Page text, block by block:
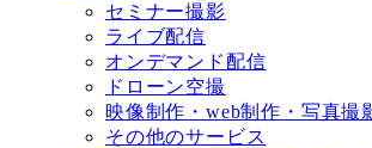
セミナー撮影
ライブ配信
オンデマンド配信
ドローン空撮
映像制作・web制作・写真撮
その他のサービス